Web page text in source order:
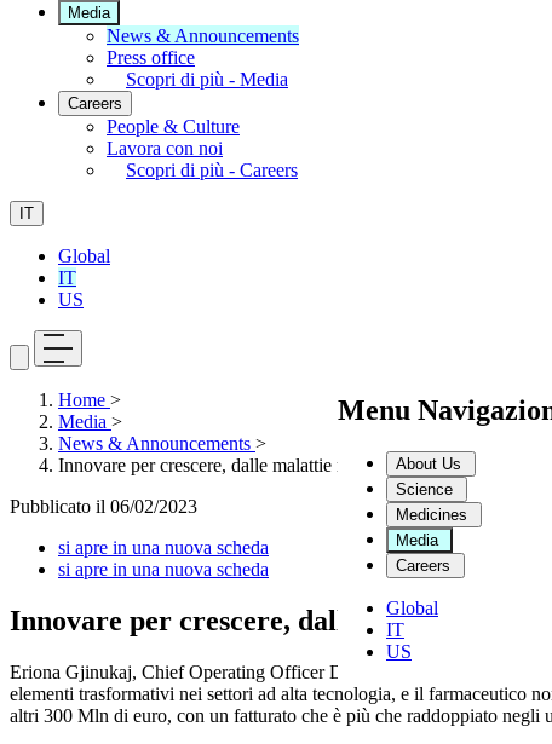
Media
News & Announcements
Press office
Scopri di più - Media
Careers
People & Culture
Lavora con noi
Scopri di più - Careers
IT
Global
IT
US
Menu
About Us
Science
Medicines
Media
Careers
Global
IT
US
Home >
Media >
News & Announcements >
Innovare per crescere, dalle malattie rare al Covid
Pubblicato il 06/02/2023
si apre in una nuova scheda
si apre in una nuova scheda
Innovare per crescere, dalle malattie rare
Eriona Gjinukaj, Chief Operating Officer Dompé farmaceutici, spiega
elementi trasformativi nei settori ad alta tecnologia, e il farmaceutico
altri 300 Mln di euro, con un fatturato che è più che raddoppiato